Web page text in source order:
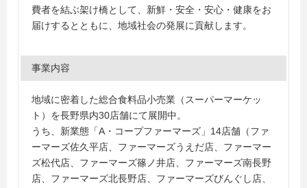
費者を結ぶ架け橋として、新鮮・安全・安心・健康をお
届けするとともに、地域社会の発展に貢献します。
事業内容
地域に密着した総合食料品小売業（スーパーマーケッ
ト）を長野県内30店舗にて展開中。
うち、新業態「A・コープファーマーズ」14店舗（ファ
ーマーズ佐久平店、ファーマーズうえだ店、ファーマー
ズ松代店、ファーマーズ篠ノ井店、ファーマーズ南長野
店、ファーマーズ北長野店、ファーマーズびんぐし店、